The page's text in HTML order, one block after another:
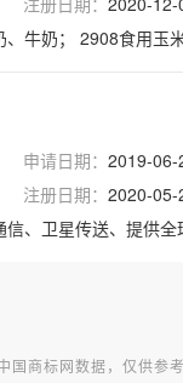
牛奶； 2908食用玉
申请日期： 2019-06-
注册日期： 2020-05-
星传送、提供全球计算
国商标网数据，仅供参考